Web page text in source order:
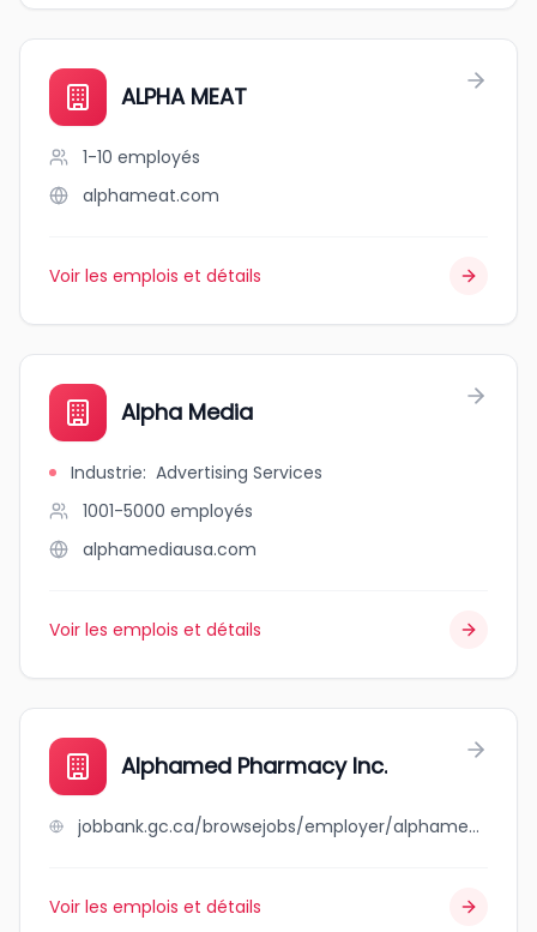
ALPHA MEAT
1-10 employés
alphameat.com
Voir les emplois et détails
Alpha Media
Industrie: Advertising Services
1001-5000 employés
alphamediausa.com
Voir les emplois et détails
Alphamed Pharmacy Inc.
jobbank.gc.ca/browsejobs/employer/alphamed+pharmacy+inc./ca
Voir les emplois et détails